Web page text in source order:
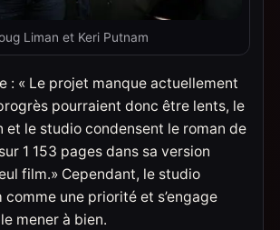
Liman et Keri Putnam
: « Le projet manque actuellement
pourraient donc être lents, le
et le studio condensent le roman de
1 153 pages dans sa version
film.» Cependant, le studio
une priorité et s’engage
mener à bien.